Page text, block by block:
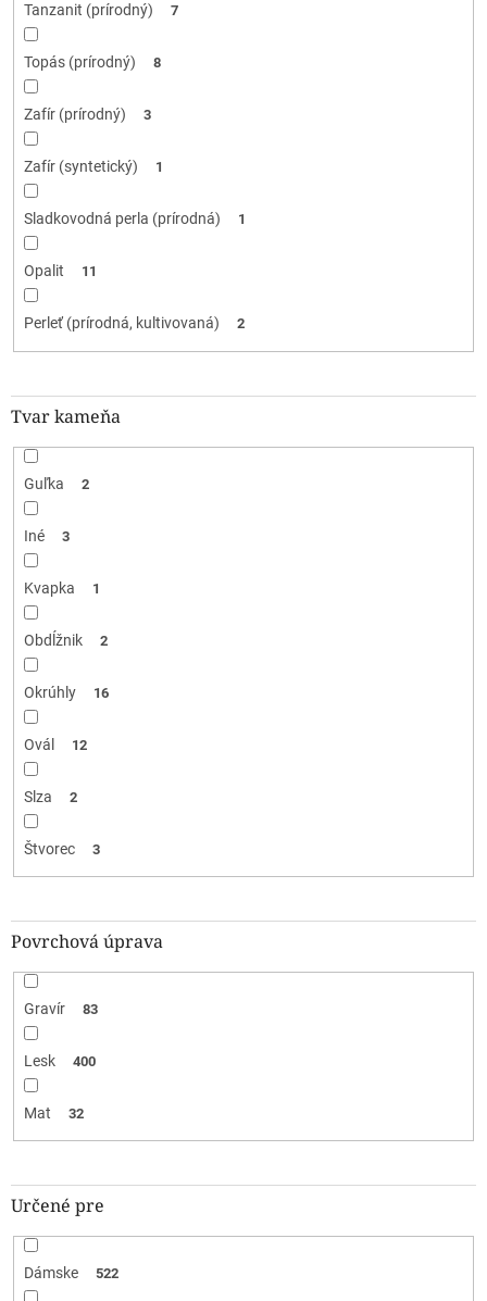
Tanzanit (prírodný) 7
Topás (prírodný) 8
Zafír (prírodný) 3
Zafír (syntetický) 1
Sladkovodná perla (prírodná) 1
Opalit 11
Perleť (prírodná, kultivovaná) 2
Tvar kameňa
Guľka 2
Iné 3
Kvapka 1
Obdĺžnik 2
Okrúhly 16
Ovál 12
Slza 2
Štvorec 3
Povrchová úprava
Gravír 83
Lesk 400
Mat 32
Určené pre
Dámske 522